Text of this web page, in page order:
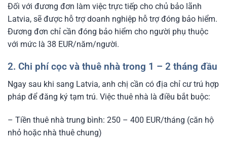
Đối với đương đơn làm việc trực tiếp cho chủ bảo lãnh
Latvia, sẽ được hỗ trợ doanh nghiệp hỗ trợ đóng bảo hiểm.
Đương đơn chỉ cần đóng bảo hiểm cho người phụ thuộc
với mức là 38 EUR/năm/người.
2. Chi phí cọc và thuê nhà trong 1 – 2 tháng đầu
Ngay sau khi sang Latvia, anh chị cần có địa chỉ cư trú hợp
pháp để đăng ký tạm trú. Việc thuê nhà là điều bắt buộc:
– Tiền thuê nhà trung bình: 250 – 400 EUR/tháng (căn hộ
nhỏ hoặc nhà thuê chung)